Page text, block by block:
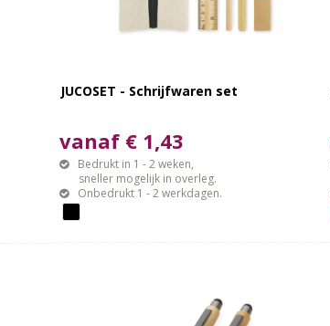
JUCOSET - Schrijfwaren set
vanaf € 1,43
Bedrukt in 1 - 2 weken,
sneller mogelijk in overleg.
Onbedrukt 1 - 2 werkdagen.